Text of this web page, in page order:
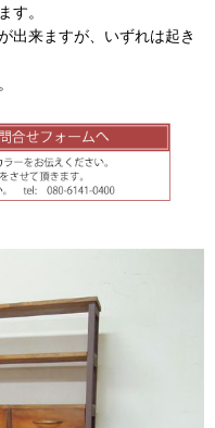
す。
出来ますが、いずれは起き